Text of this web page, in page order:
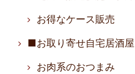
お得なケース販売
■お取り寄せ自宅居酒屋
お肉系のおつまみ